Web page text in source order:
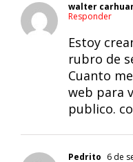
walter
Responder
Estoy
rubro de
Cuanto
web para
publico.
Pedrito 6 de